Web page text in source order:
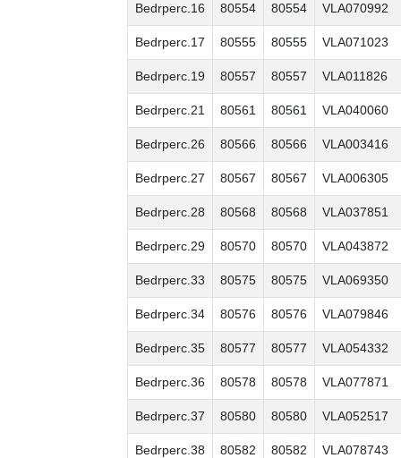
Bedrperc.16 80554 80554 VLA070992
Bedrperc.17 80555 80555 VLA071023
Bedrperc.19 80557 80557 VLA011826
Bedrperc.21 80561 80561 VLA040060
Bedrperc.26 80566 80566 VLA003416
Bedrperc.27 80567 80567 VLA006305
Bedrperc.28 80568 80568 VLA037851
Bedrperc.29 80570 80570 VLA043872
Bedrperc.33 80575 80575 VLA069350
Bedrperc.34 80576 80576 VLA079846
Bedrperc.35 80577 80577 VLA054332
Bedrperc.36 80578 80578 VLA077871
Bedrperc.37 80580 80580 VLA052517
Bedrperc.38 80582 80582 VLA078743